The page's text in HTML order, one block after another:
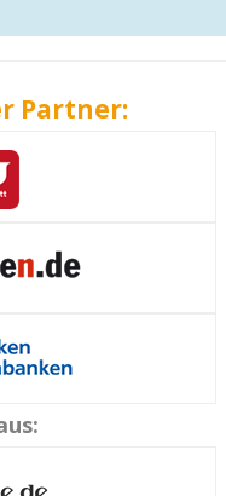
Partner: